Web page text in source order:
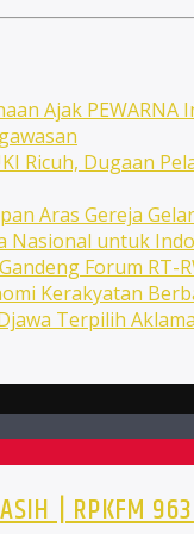
Ajak PEWARNA
Ricuh, Dugaan
Aras Gereja
Nasional untuk
Forum RT-
Kerakyatan
Terpilih
| RPKFM